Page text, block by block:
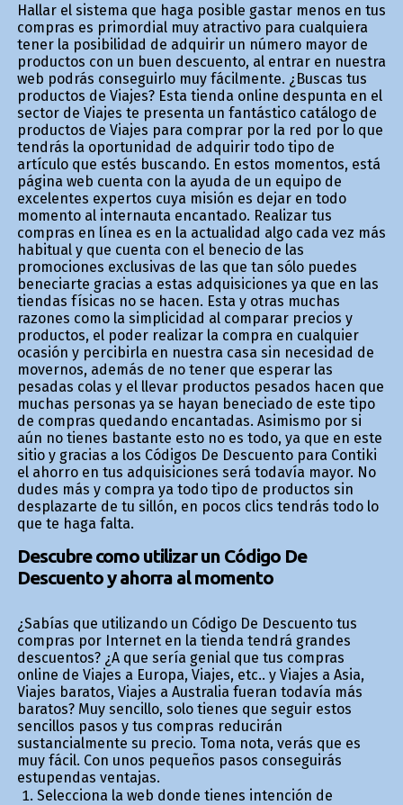
Hallar el sistema que haga posible gastar menos en tus
compras es primordial muy atractivo para cualquiera
tener la posibilidad de adquirir un número mayor de
productos con un buen descuento, al entrar en nuestra
web podrás conseguirlo muy fácilmente. ¿Buscas tus
productos de Viajes? Esta tienda online despunta en el
sector de Viajes te presenta un fantástico catálogo de
productos de Viajes para comprar por la red por lo que
tendrás la oportunidad de adquirir todo tipo de
artículo que estés buscando. En estos momentos, está
página web cuenta con la ayuda de un equipo de
excelentes expertos cuya misión es dejar en todo
momento al internauta encantado. Realizar tus
compras en línea es en la actualidad algo cada vez más
habitual y que cuenta con el beneficio de las
promociones exclusivas de las que tan sólo puedes
beneficiarte gracias a estas adquisiciones ya que en las
tiendas físicas no se hacen. Esta y otras muchas
razones como la simplicidad al comparar precios y
productos, el poder realizar la compra en cualquier
ocasión y percibirla en nuestra casa sin necesidad de
movernos, además de no tener que esperar las
pesadas colas y el llevar productos pesados hacen que
muchas personas ya se hayan beneficiado de este tipo
de compras quedando encantadas. Asimismo por si
aún no tienes bastante esto no es todo, ya que en este
sitio y gracias a los Códigos De Descuento para Contiki
el ahorro en tus adquisiciones será todavía mayor. No
dudes más y compra ya todo tipo de productos sin
desplazarte de tu sillón, en pocos clics tendrás todo lo
que te haga falta.
Descubre como utilizar un Código De
Descuento y ahorra al momento
¿Sabías que utilizando un Código De Descuento tus
compras por Internet en la tienda tendrá grandes
descuentos? ¿A que sería genial que tus compras
online de Viajes a Europa, Viajes, etc.. y Viajes a Asia,
Viajes baratos, Viajes a Australia fueran todavía más
baratos? Muy sencillo, solo tienes que seguir estos
sencillos pasos y tus compras reducirán
sustancialmente su precio. Toma nota, verás que es
muy fácil. Con unos pequeños pasos conseguirás
estupendas ventajas.
Selecciona la web donde tienes intención de